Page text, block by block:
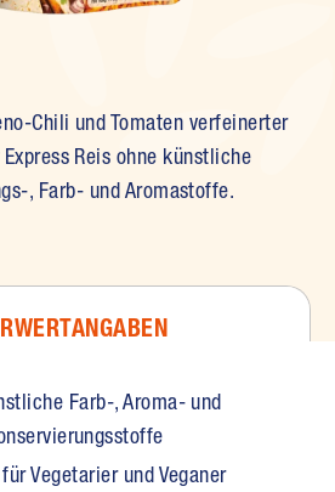
Chili und Tomaten verfeinerter
Reis ohne künstliche
, Farb- und Aromastoffe.
Farb-, Aroma- und
Vegetarier und Veganer